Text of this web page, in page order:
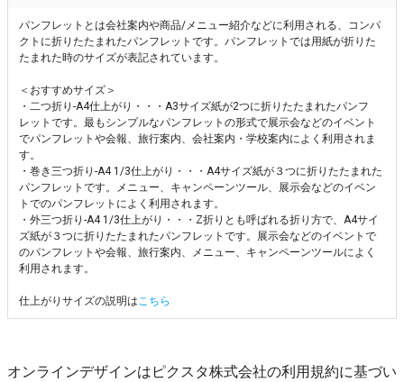
パンフレットとは会社案内や商品/メニュー紹介などに利用される、コンパ
クトに折りたたまれたパンフレットです。パンフレットでは用紙が折りた
たまれた時のサイズが表記されています。
＜おすすめサイズ＞
・二つ折り-A4仕上がり・・・A3サイズ紙が2つに折りたたまれたパンフ
レットです。最もシンプルなパンフレットの形式で展示会などのイベント
でパンフレットや会報、旅行案内、会社案内・学校案内によく利用されま
す。
・巻き三つ折り-A4 1/3仕上がり・・・A4サイズ紙が３つに折りたたまれた
パンフレットです。メニュー、キャンペーンツール、展示会などのイベン
トでのパンフレットによく利用されます。
・外三つ折り-A4 1/3仕上がり・・・Z折りとも呼ばれる折り方で、A4サイ
ズ紙が３つに折りたたまれたパンフレットです。展示会などのイベントで
のパンフレットや会報、旅行案内、メニュー、キャンペーンツールによく
利用されます。
仕上がりサイズの説明はこちら
オンラインデザインはピクスタ株式会社の利用規約に基づい